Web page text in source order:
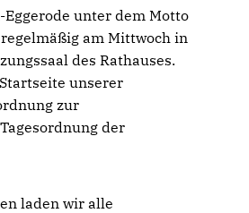
unter dem Motto
am Mittwoch in
des Rathauses.
unserer
zur
der
laden wir alle